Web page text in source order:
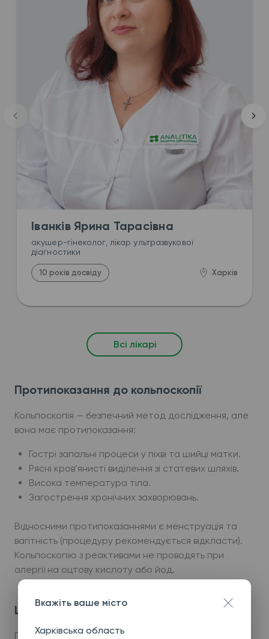
Іванків Ярина Тарасівна
акушер-гінеколог, лікар ультразвукової
діагностики
10 років досвіду Харків
Всі лікарі
Протипоказання до кольпоскопії
Кольпоскопія — безпечний метод дослідження, але
вона має протипоказання:
Гострі запальні процеси у піхві та шийці матки.
Рясні кров’янисті виділення зі статевих шляхів.
Висока температура тіла.
Загострення хронічних захворювань.
Відносними протипоказаннями є менструація та
вагітність (процедуру рекомендується відкласти).
Кольпоскопію з реактивами не проводять при
алергії на оцтову кислоту або йод.
Що показує кольпоскопія
Під час процедури можна побачити:
Вкажіть ваше місто
Харківська область